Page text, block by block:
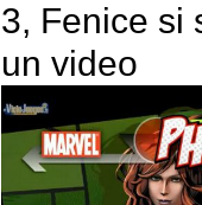
3, Fenice si
un video